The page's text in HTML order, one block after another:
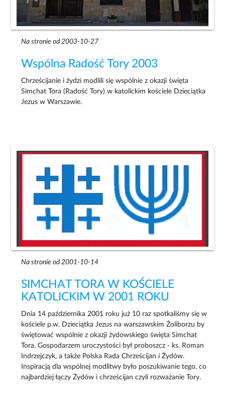
Na stronie od 2003-10-27
Wspólna Radość Tory 2003
Chrześcijanie i żydzi modlili się wspólnie z okazji święta
Simchat Tora (Radość Tory) w katolickim kościele Dzieciątka
Jezus w Warszawie.
Na stronie od 2001-10-14
SIMCHAT TORA W KOŚCIELE
KATOLICKIM W 2001 ROKU
Dnia 14 października 2001 roku już 10 raz spotkaliśmy się w
kościele p.w. Dzieciątka Jezus na warszawskim Żoliborzu by
świętować wspólnie z okazji żydowskiego święta Simchat
Tora. Gospodarzem uroczystości był proboszcz - ks. Roman
Indrzejczyk, a także Polska Rada Chrześcijan i Żydów.
Inspiracją dla wspólnej modlitwy było poszukiwanie tego, co
najbardziej łączy Żydów i chrześcijan czyli rozważanie Tory.